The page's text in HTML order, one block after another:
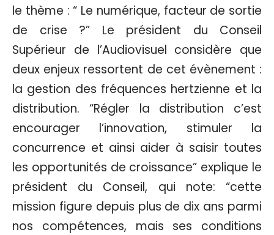
le thème : “ Le numérique, facteur de sortie
de crise ?” Le président du Conseil
Supérieur de l’Audiovisuel considère que
deux enjeux ressortent de cet évènement :
la gestion des fréquences hertzienne et la
distribution. “Régler la distribution c’est
encourager l’innovation, stimuler la
concurrence et ainsi aider à saisir toutes
les opportunités de croissance” explique le
président du Conseil, qui note: “cette
mission figure depuis plus de dix ans parmi
nos compétences, mais ses conditions